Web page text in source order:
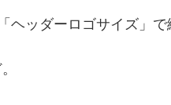
ヘッダーロゴサイズ」